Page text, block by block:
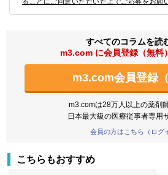
すべてのコラムを読
m3.com に会員登録（無料）
m3.com会員登録（
m3.comは28万人以上の薬剤
日本最大級の医療従事者専用
会員の方はこちら（ログ
こちらもおすすめ